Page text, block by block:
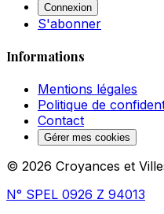
Connexion
S'abonner
Informations
Mentions légales
Politique de
Contact
Gérer mes cookies
© 2026 Croyances et
N° SPEL 0926 Z 94013